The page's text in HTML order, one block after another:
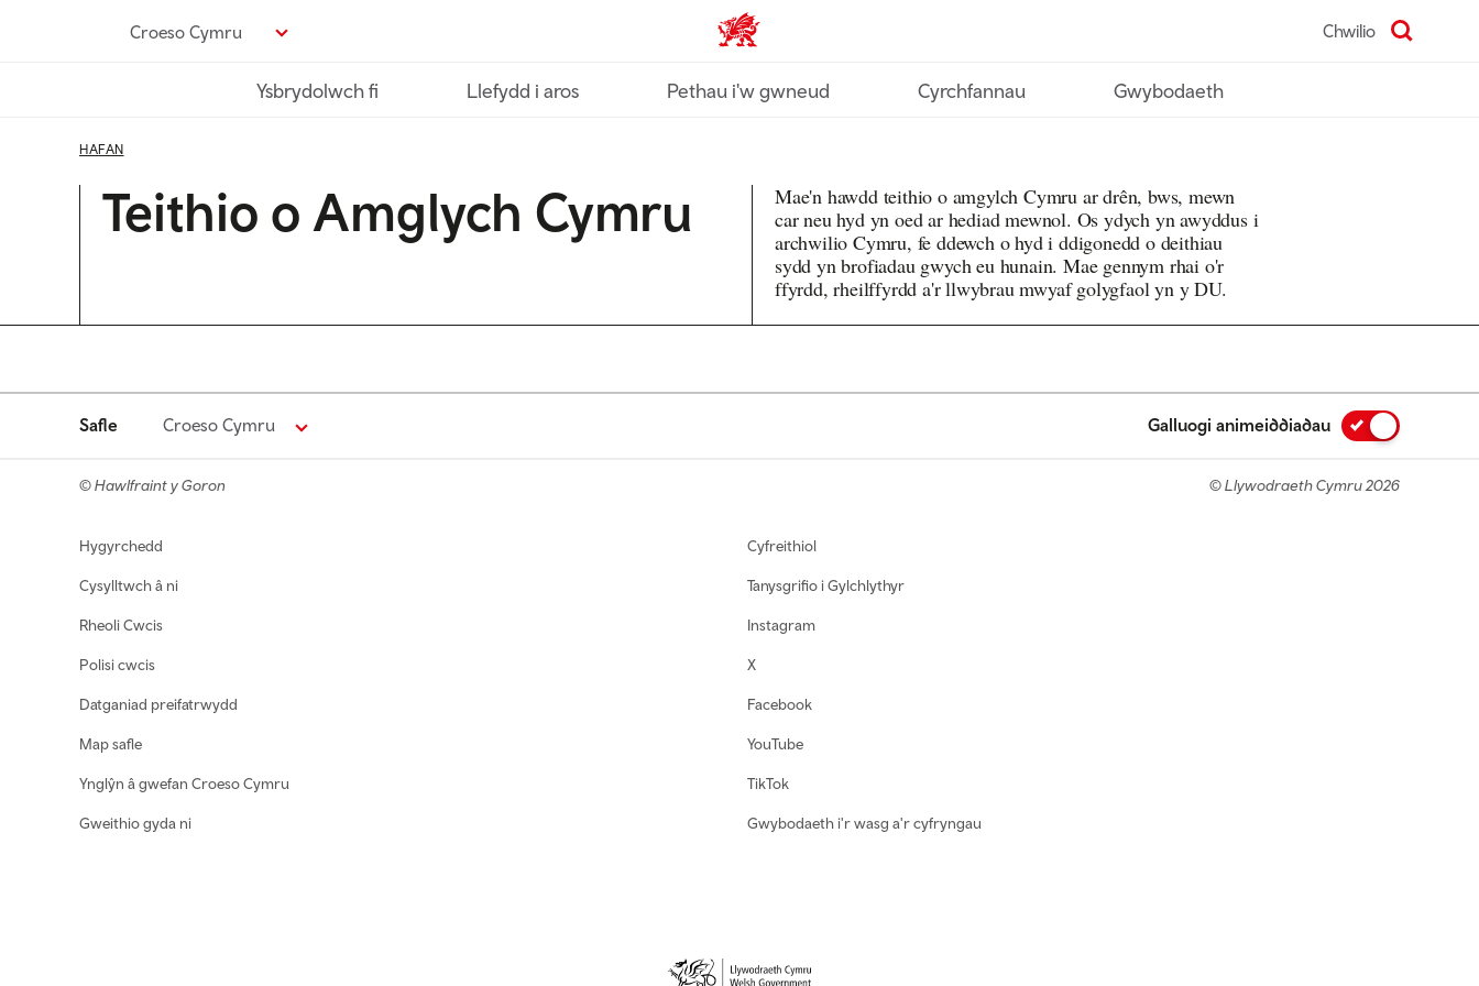
Croeso Cymru Croeso Cymru home Chwilio
Ysbrydolwch fi Llefydd i aros Pethau i'w gwneud Cyrchfannau Gwybodaeth
HAFAN
Teithio o Amglych Cymru
Mae'n hawdd teithio o amgylch Cymru ar drên, bws, mewn
car neu hyd yn oed ar hediad mewnol. Os ydych yn awyddus i
archwilio Cymru, fe ddewch o hyd i ddigonedd o deithiau
sydd yn brofiadau gwych eu hunain. Mae gennym rhai o'r
ffyrdd, rheilffyrdd a'r llwybrau mwyaf golygfaol yn y DU.
Safle Croeso Cymru Galluogi animeiddiadau
© Hawlfraint y Goron © Llywodraeth Cymru 2026
Footer navigation
Hygyrchedd
Cysylltwch â ni
Rheoli Cwcis
Polisi cwcis
Datganiad preifatrwydd
Map safle
Ynglŷn â gwefan Croeso Cymru
Gweithio gyda ni
Cyfreithiol
Tanysgrifio i Gylchlythyr
Instagram
X
Facebook
YouTube
TikTok
Gwybodaeth i'r wasg a'r cyfryngau